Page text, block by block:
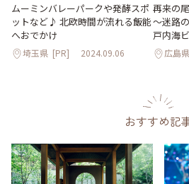
ムーミンバレーパークや発酵スポ
ットなど♪ 北欧時間が流れる飯能
へおでかけ
埼玉県 [PR] 2024.09.06
再来の
～迷路
戸内海
広島県
おすすめ記